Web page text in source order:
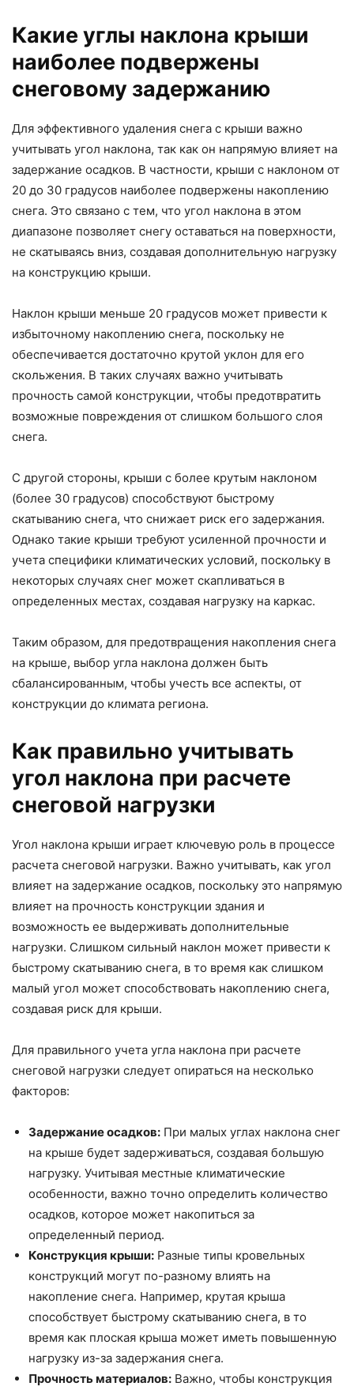
Какие углы наклона крыши
наиболее подвержены
снеговому задержанию
Для эффективного удаления снега с крыши важно
учитывать угол наклона, так как он напрямую влияет на
задержание осадков. В частности, крыши с наклоном от
20 до 30 градусов наиболее подвержены накоплению
снега. Это связано с тем, что угол наклона в этом
диапазоне позволяет снегу оставаться на поверхности,
не скатываясь вниз, создавая дополнительную нагрузку
на конструкцию крыши.
Наклон крыши меньше 20 градусов может привести к
избыточному накоплению снега, поскольку не
обеспечивается достаточно крутой уклон для его
скольжения. В таких случаях важно учитывать
прочность самой конструкции, чтобы предотвратить
возможные повреждения от слишком большого слоя
снега.
С другой стороны, крыши с более крутым наклоном
(более 30 градусов) способствуют быстрому
скатыванию снега, что снижает риск его задержания.
Однако такие крыши требуют усиленной прочности и
учета специфики климатических условий, поскольку в
некоторых случаях снег может скапливаться в
определенных местах, создавая нагрузку на каркас.
Таким образом, для предотвращения накопления снега
на крыше, выбор угла наклона должен быть
сбалансированным, чтобы учесть все аспекты, от
конструкции до климата региона.
Как правильно учитывать
угол наклона при расчете
снеговой нагрузки
Угол наклона крыши играет ключевую роль в процессе
расчета снеговой нагрузки. Важно учитывать, как угол
влияет на задержание осадков, поскольку это напрямую
влияет на прочность конструкции здания и
возможность ее выдерживать дополнительные
нагрузки. Слишком сильный наклон может привести к
быстрому скатыванию снега, в то время как слишком
малый угол может способствовать накоплению снега,
создавая риск для крыши.
Для правильного учета угла наклона при расчете
снеговой нагрузки следует опираться на несколько
факторов:
Задержание осадков: При малых углах наклона снег
на крыше будет задерживаться, создавая большую
нагрузку. Учитывая местные климатические
особенности, важно точно определить количество
осадков, которое может накопиться за
определенный период.
Конструкция крыши: Разные типы кровельных
конструкций могут по-разному влиять на
накопление снега. Например, крутая крыша
способствует быстрому скатыванию снега, в то
время как плоская крыша может иметь повышенную
нагрузку из-за задержания снега.
Прочность материалов: Важно, чтобы конструкция